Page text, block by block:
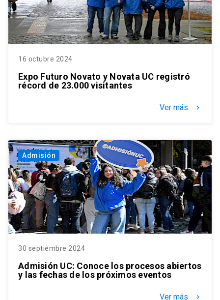
16 octubre 2024
Expo Futuro Novato y Novata UC registró
récord de 23.000 visitantes
Ver más keyboard_arrow_right
Admisión
30 septiembre 2024
Admisión UC: Conoce los procesos abiertos
y las fechas de los próximos eventos
Ver más keyboard_arrow_right